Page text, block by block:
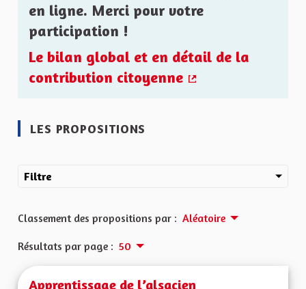
en ligne. Merci pour votre
participation !
Le bilan global et en détail de la
contribution citoyenne
LES PROPOSITIONS
Filtre
Classement des propositions par : Aléatoire
Résultats par page : 50
Apprentissage de l’alsacien